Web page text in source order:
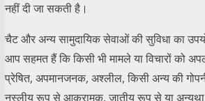
नहीं दी जा सकती है।
चैट और अन्य सामुदायिक सेवाओं की सुविधा का
आप सहमत हैं कि किसी भी मामले या विचारों को
प्रेषित, अपमानजनक, अश्लील, किसी अन्य की
नस्लीय रूप से आक्रामक, जातीय रूप से या अन्यथा